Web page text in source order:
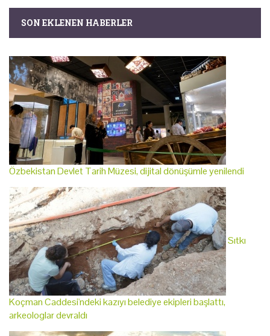
SON EKLENEN HABERLER
Özbekistan Devlet Tarih Müzesi, dijital dönüşümle yenilendi
Sıtkı
Koçman Caddesi'ndeki kazıyı belediye ekipleri başlattı,
arkeologlar devraldı